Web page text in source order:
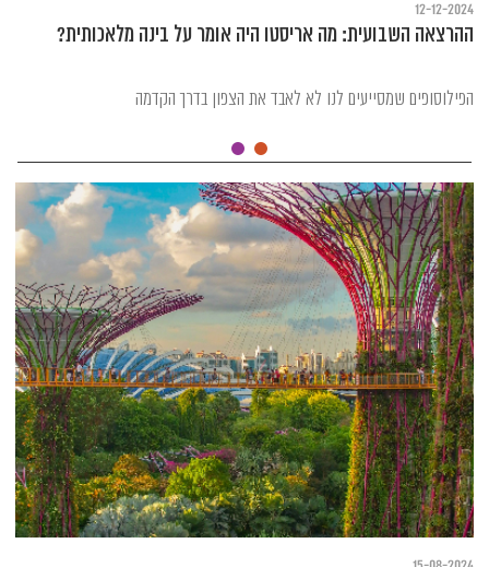
12-12-2024
ההרצאה השבועית: מה אריסטו היה אומר על בינה מלאכותית?
הפילוסופים שמסייעים לנו לא לאבד את הצפון בדרך הקדמה